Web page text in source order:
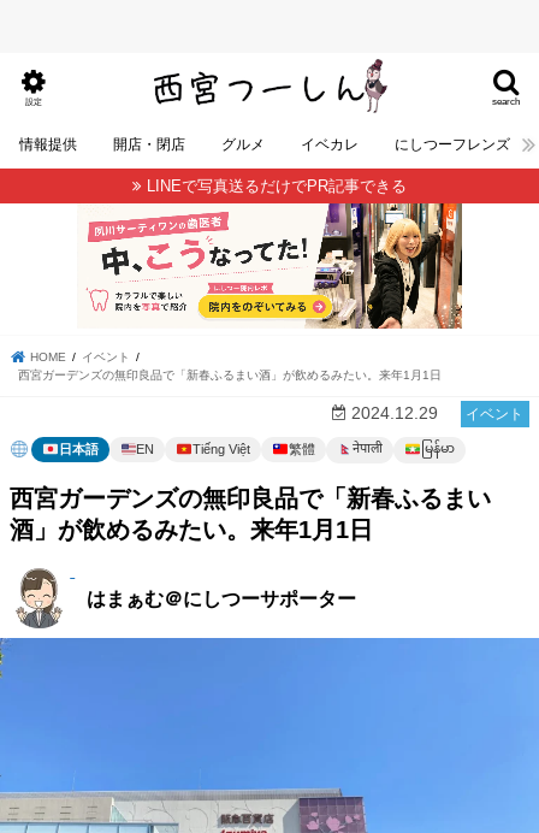
search
設定
情報提供 開店・閉店 グルメ イベカレ にしつーフレンズ
LINEで写真送るだけでPR記事できる
HOME
イベント
西宮ガーデンズの無印良品で「新春ふるまい酒」が飲めるみたい。来年1月1日
イベント
2024.12.29
日本語 EN Tiếng Việt 繁體 नेपाली မြန်မာ
西宮ガーデンズの無印良品で「新春ふるまい
酒」が飲めるみたい。来年1月1日
はまぁむ＠にしつーサポーター